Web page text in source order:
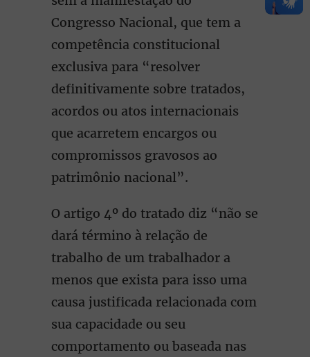
Congresso Nacional, que tem a
competência constitucional
exclusiva para “resolver
definitivamente sobre tratados,
acordos ou atos internacionais
que acarretem encargos ou
compromissos gravosos ao
patrimônio nacional”.
O artigo 4º do tratado diz “não se
dará término à relação de
trabalho de um trabalhador a
menos que exista para isso uma
causa justificada relacionada com
sua capacidade ou seu
comportamento ou baseada nas